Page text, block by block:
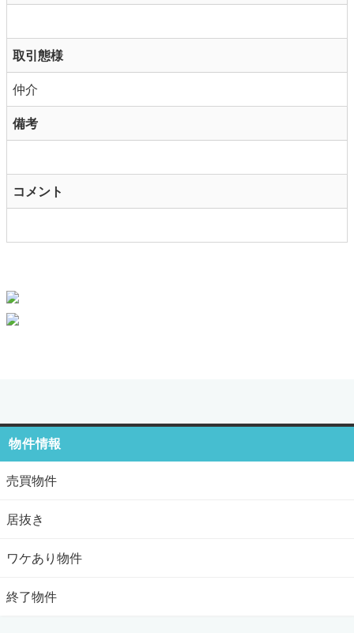
取引態様
仲介
備考
コメント
物件情報
売買物件
居抜き
ワケあり物件
終了物件